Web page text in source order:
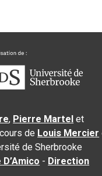
, Pierre Martel et
de Louis Mercier
de Sherbrooke
- Direction